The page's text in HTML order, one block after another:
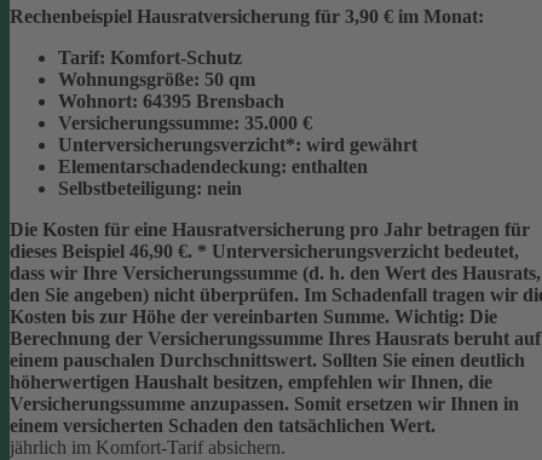
Rechenbeispiel Hausratversicherung für 3,90 € im Monat:
Tarif: Komfort-Schutz
Wohnungsgröße: 50 qm
Wohnort: 64395 Brensbach
Versicherungssumme: 35.000 €
Unterversicherungsverzicht*: wird gewährt
Elementarschadendeckung: enthalten
Selbstbeteiligung: nein
Die Kosten für eine Hausratversicherung pro Jahr betragen für
dieses Beispiel 46,90 €. * Unterversicherungsverzicht bedeutet,
dass wir Ihre Versicherungssumme (d. h. den Wert des Hausrats,
den Sie angeben) nicht überprüfen. Im Schadenfall tragen wir
Kosten bis zur Höhe der vereinbarten Summe. Wichtig: Die
Berechnung der Versicherungssumme Ihres Hausrats beruht auf
einem pauschalen Durchschnittswert. Sollten Sie einen deutlich
höherwertigen Haushalt besitzen, empfehlen wir Ihnen, die
Versicherungssumme anzupassen. Somit ersetzen wir Ihnen in
einem versicherten Schaden den tatsächlichen Wert.
jährlich im Komfort-Tarif absichern.